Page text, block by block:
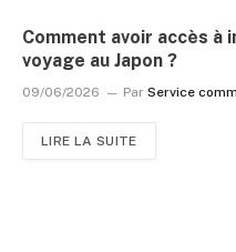
Comment avoir accès
voyage au Japon ?
09/06/2026 Par Service
LIRE LA SUITE